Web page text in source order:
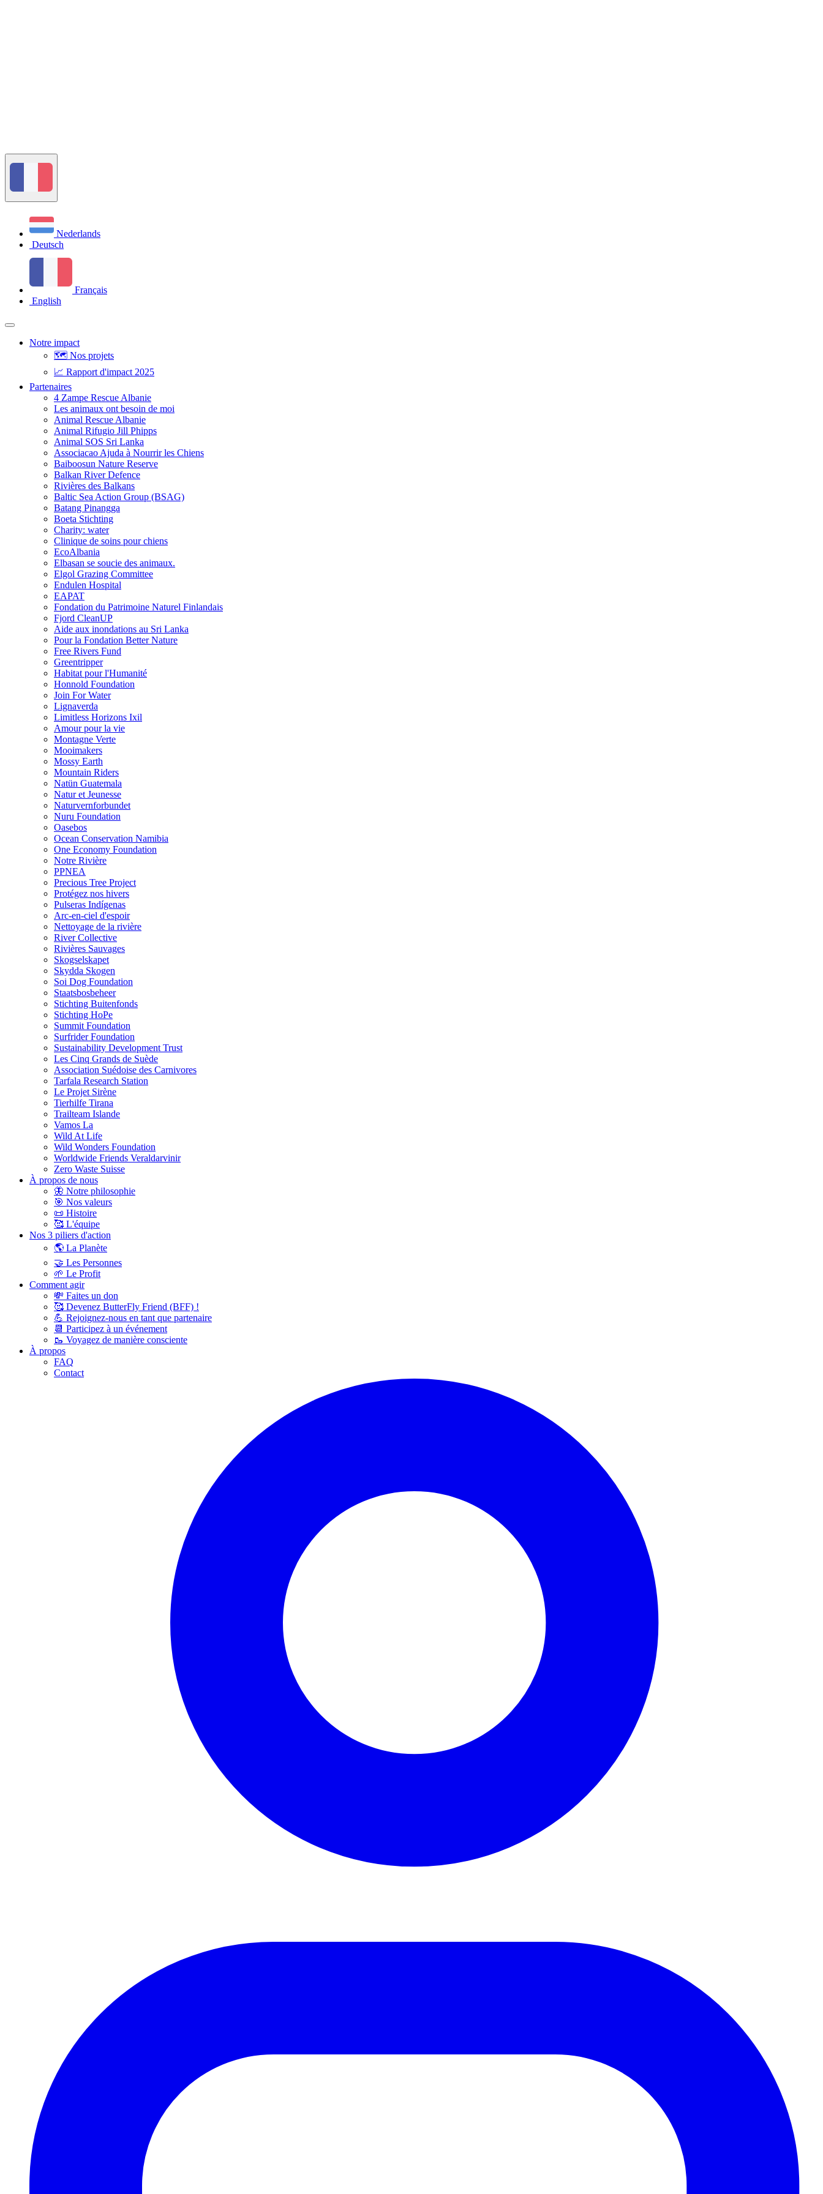
Nederlands
Deutsch
Français
English
Notre impact
🗺️ Nos projets
📈 Rapport d'impact 2025
Partenaires
4 Zampe Rescue Albanie
Les animaux ont besoin de moi
Animal Rescue Albanie
Animal Rifugio Jill Phipps
Animal SOS Sri Lanka
Associacao Ajuda à Nourrir les Chiens
Baiboosun Nature Reserve
Balkan River Defence
Rivières des Balkans
Baltic Sea Action Group (BSAG)
Batang Pinangga
Boeta Stichting
Charity: water
Clinique de soins pour chiens
EcoAlbania
Elbasan se soucie des animaux.
Elgol Grazing Committee
Endulen Hospital
EAPAT
Fondation du Patrimoine Naturel Finlandais
Fjord CleanUP
Aide aux inondations au Sri Lanka
Pour la Fondation Better Nature
Free Rivers Fund
Greentripper
Habitat pour l'Humanité
Honnold Foundation
Join For Water
Lignaverda
Limitless Horizons Ixil
Amour pour la vie
Montagne Verte
Mooimakers
Mossy Earth
Mountain Riders
Natün Guatemala
Natur et Jeunesse
Naturvernforbundet
Nuru Foundation
Oasebos
Ocean Conservation Namibia
One Economy Foundation
Notre Rivière
PPNEA
Precious Tree Project
Protégez nos hivers
Pulseras Indígenas
Arc-en-ciel d'espoir
Nettoyage de la rivière
River Collective
Rivières Sauvages
Skogselskapet
Skydda Skogen
Soi Dog Foundation
Staatsbosbeheer
Stichting Buitenfonds
Stichting HoPe
Summit Foundation
Surfrider Foundation
Sustainability Development Trust
Les Cinq Grands de Suède
Association Suédoise des Carnivores
Tarfala Research Station
Le Projet Sirène
Tierhilfe Tirana
Trailteam Islande
Vamos La
Wild At Life
Wild Wonders Foundation
Worldwide Friends Veraldarvinir
Zero Waste Suisse
À propos de nous
🦋 Notre philosophie
🎯 Nos valeurs
📜 Histoire
🥰 L'équipe
Nos 3 piliers d'action
🌎 La Planète
🤝 Les Personnes
🌱 Le Profit
Comment agir
💸 Faites un don
🥰 Devenez ButterFly Friend (BFF) !
💪 Rejoignez-nous en tant que partenaire
📆 Participez à un événement
🥾 Voyagez de manière consciente
À propos
FAQ
Contact